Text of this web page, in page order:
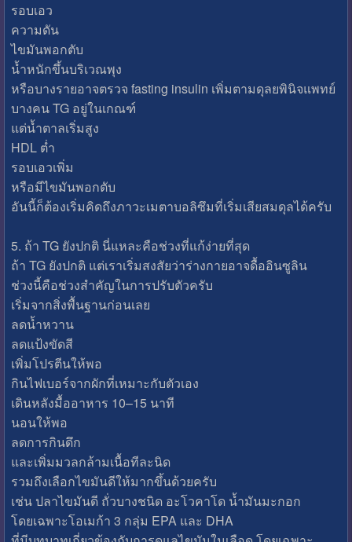
รอบเอว
ความดัน
ไขมันพอกตับ
น้ำหนักขึ้นบริเวณพุง
หรือบางรายอาจตรวจ fasting insulin เพิ่มตามดุลยพินิจแพทย์
บางคน TG อยู่ในเกณฑ์
แต่น้ำตาลเริ่มสูง
HDL ต่ำ
รอบเอวเพิ่ม
หรือมีไขมันพอกตับ
อันนี้ก็ต้องเริ่มคิดถึงภาวะเมตาบอลิซึมที่เริ่มเสียสมดุลได้ครับ
5. ถ้า TG ยังปกติ นี่แหละคือช่วงที่แก้ง่ายที่สุด
ถ้า TG ยังปกติ แต่เราเริ่มสงสัยว่าร่างกายอาจดื้ออินซูลิน
ช่วงนี้คือช่วงสำคัญในการปรับตัวครับ
เริ่มจากสิ่งพื้นฐานก่อนเลย
ลดน้ำหวาน
ลดแป้งขัดสี
เพิ่มโปรตีนให้พอ
กินไฟเบอร์จากผักที่เหมาะกับตัวเอง
เดินหลังมื้ออาหาร 10–15 นาที
นอนให้พอ
ลดการกินดึก
และเพิ่มมวลกล้ามเนื้อทีละนิด
รวมถึงเลือกไขมันดีให้มากขึ้นด้วยครับ
เช่น ปลาไขมันดี ถั่วบางชนิด อะโวคาโด น้ำมันมะกอก
โดยเฉพาะโอเมก้า 3 กลุ่ม EPA และ DHA